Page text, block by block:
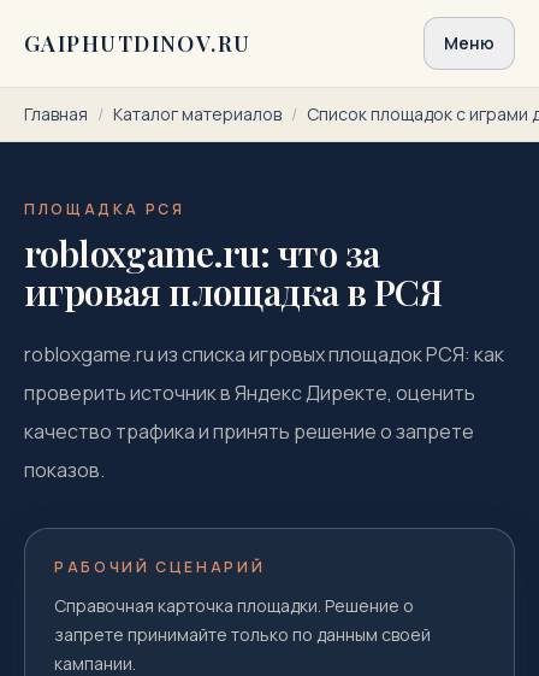
GAIPHUTDINOV.RU Меню
Главная / Каталог материалов / Список площадок с играми
ПЛОЩАДКА РСЯ
robloxgame.ru: что за
игровая площадка в РСЯ
robloxgame.ru из списка игровых площадок РСЯ: как
проверить источник в Яндекс Директе, оценить
качество трафика и принять решение о запрете
показов.
РАБОЧИЙ СЦЕНАРИЙ
Справочная карточка площадки. Решение о
запрете принимайте только по данным своей
кампании.